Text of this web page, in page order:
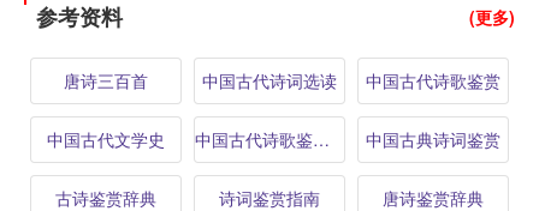
参考资料 (更多)
唐诗三百首 中国古代诗词选读 中国古代诗歌鉴赏
中国古代文学史 中国古代诗歌鉴赏辞典 中国古典诗词鉴赏
古诗鉴赏辞典 诗词鉴赏指南 唐诗鉴赏辞典